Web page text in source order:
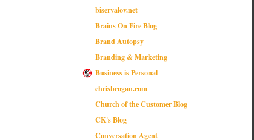
biservalov.net
Brains On Fire Blog
Brand Autopsy
Branding & Marketing
Business is Personal
chrisbrogan.com
Church of the Customer Blog
CK's Blog
Conversation Agent